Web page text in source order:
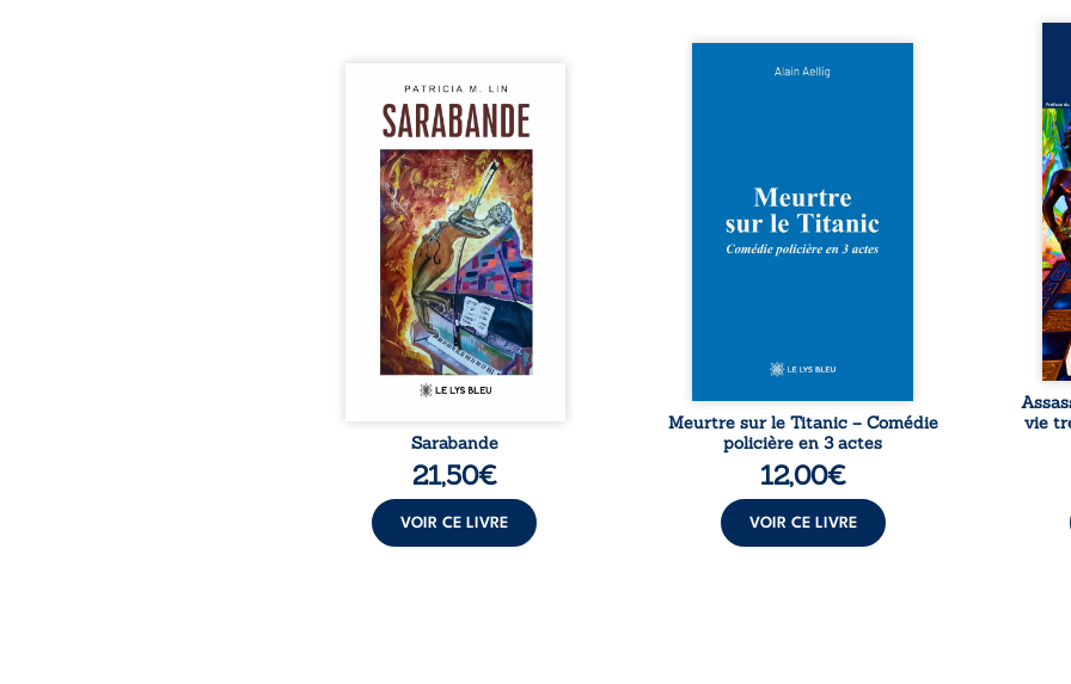
Aux chants crépitants de l’été,
Sous le silence ouaté de la
neige en hiver, Au cours de
nuits pâles, Dans la clarté
bienveillante de la lune, Rêves,
pensées, révoltes et espoirs…
Des mots s’assemblent, colorés,
rebelles aux règles de la
poésie, mais chantant en
rythme. Ils forment une
sarabande, passionnée souvent,
Sarabande
21,50€
VOIR CE LIVRE
Et si le naufrage n’avait pas
les profondeurs de l’Atlantique.
Sept décennies plus tard, la
découverte de l’épave fait
resurgir un secret que l’on
Meurtre sur le Titanic – Comédie
policière en 3 actes
12,00€
VOIR CE LIVRE
La
de
qui
vie